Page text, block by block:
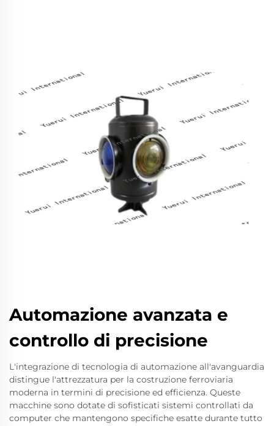
Automazione avanzata e
controllo di precisione
L'integrazione di tecnologia di automazione all'avanguardia
distingue l'attrezzatura per la costruzione ferroviaria
moderna in termini di precisione ed efficienza. Queste
macchine sono dotate di sofisticati sistemi controllati da
computer che mantengono specifiche esatte durante tutto